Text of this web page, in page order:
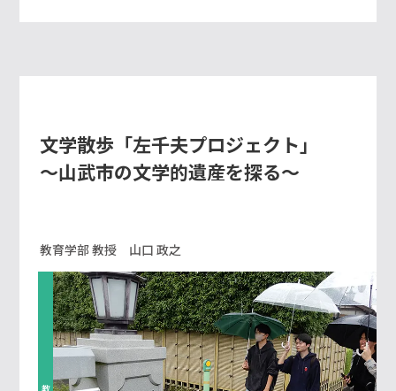
文学散歩「左千夫プロジェクト」
～山武市の文学的遺産を探る～
教育学部 教授 山口 政之